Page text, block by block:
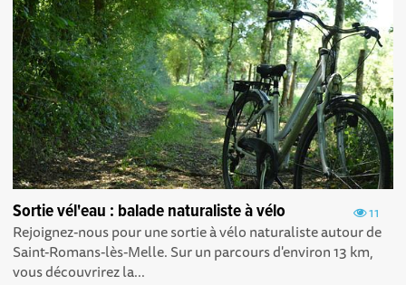
11
Sortie vél'eau : balade naturaliste à vélo
Rejoignez-nous pour une sortie à vélo naturaliste autour de
Saint-Romans-lès-Melle. Sur un parcours d'environ 13 km,
vous découvrirez la...